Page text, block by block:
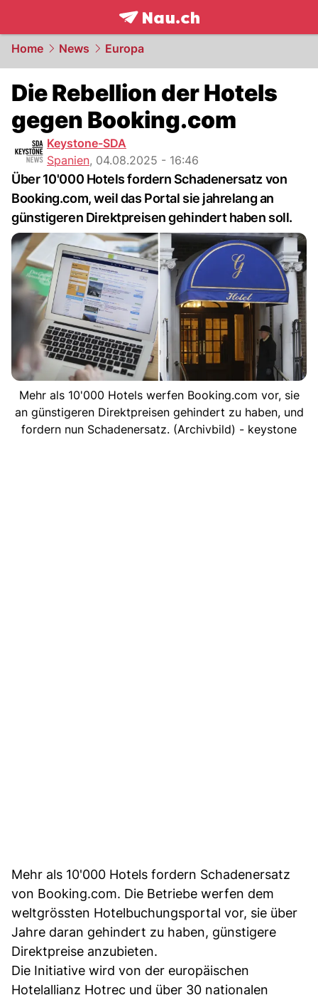
frontpage.NAU.ch
Home News Europa
Die Rebellion der Hotels
gegen Booking.com
Keystone-SDA
Spanien, 04.08.2025 - 16:46
Über 10'000 Hotels fordern Schadenersatz von
Booking.com, weil das Portal sie jahrelang an
günstigeren Direktpreisen gehindert haben soll.
Mehr als 10'000 Hotels werfen Booking.com vor, sie
an günstigeren Direktpreisen gehindert zu haben, und
fordern nun Schadenersatz. (Archivbild) - keystone
Mehr als 10'000 Hotels fordern Schadenersatz
von Booking.com. Die Betriebe werfen dem
weltgrössten Hotelbuchungsportal vor, sie über
Jahre daran gehindert zu haben, günstigere
Direktpreise anzubieten.
Die Initiative wird von der europäischen
Hotelallianz Hotrec und über 30 nationalen